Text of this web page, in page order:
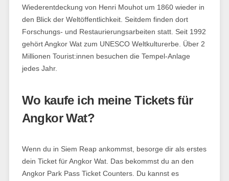
Wiederentdeckung von Henri Mouhot um 1860 wieder in
den Blick der Weltöffentlichkeit. Seitdem finden dort
Forschungs- und Restaurierungsarbeiten statt. Seit 1992
gehört Angkor Wat zum UNESCO Weltkulturerbe. Über 2
Millionen Tourist:innen besuchen die Tempel-Anlage
jedes Jahr.
Wo kaufe ich meine Tickets für
Angkor Wat?
Wenn du in Siem Reap ankommst, besorge dir als erstes
dein Ticket für Angkor Wat. Das bekommst du an den
Angkor Park Pass Ticket Counters. Du kannst es